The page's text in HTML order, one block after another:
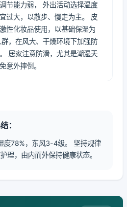
节能力弱， 外出活动选择温度
过大，以散步、慢走为主。 皮
性化妆品使用，以基础保湿为
，在风大、干燥环境下加强防
居家注意防滑，尤其是潮湿天
意外摔倒。
：
78%，东风3-4级。 坚持规律
理，由内而外保持健康状态。